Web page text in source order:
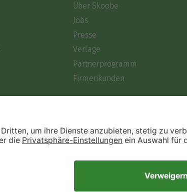
Über Skoobe
Jobs
Presse
Verlage
Partnerprogramm
Firmenkunden
Immer ein gutes Buch